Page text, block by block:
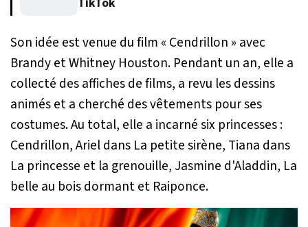
Son idée est venue du film « Cendrillon » avec
Brandy et Whitney Houston. Pendant un an, elle a
collecté des affiches de films, a revu les dessins
animés et a cherché des vêtements pour ses
costumes. Au total, elle a incarné six princesses :
Cendrillon, Ariel dans La petite sirène, Tiana dans
La princesse et la grenouille, Jasmine d'Aladdin, La
belle au bois dormant et Raiponce.